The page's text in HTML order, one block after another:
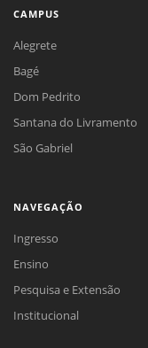
CAMPUS
Alegrete
Bagé
Dom Pedrito
Santana do Livramento
São Gabriel
NAVEGAÇÃO
Ingresso
Ensino
Pesquisa e Extensão
Institucional